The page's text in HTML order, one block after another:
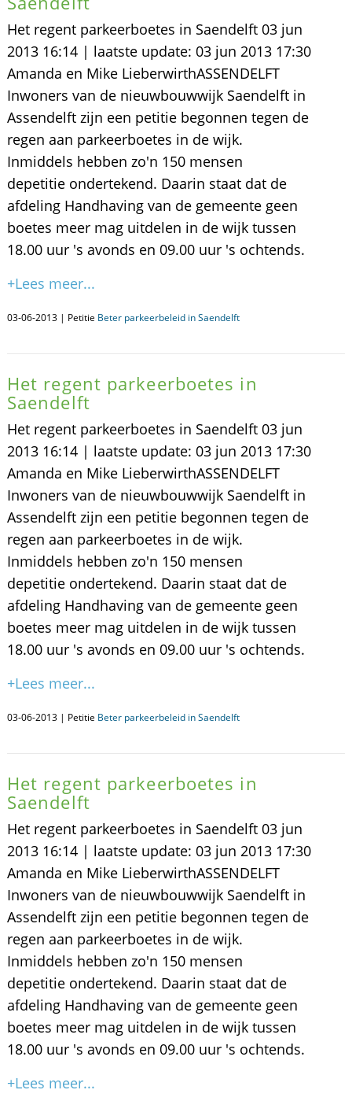
Het regent parkeerboetes in Saendelft 03 jun
2013 16:14 | laatste update: 03 jun 2013 17:30
Amanda en Mike LieberwirthASSENDELFT
Inwoners van de nieuwbouwwijk Saendelft in
Assendelft zijn een petitie begonnen tegen de
regen aan parkeerboetes in de wijk.
Inmiddels hebben zo'n 150 mensen
depetitie ondertekend. Daarin staat dat de
afdeling Handhaving van de gemeente geen
boetes meer mag uitdelen in de wijk tussen
18.00 uur 's avonds en 09.00 uur 's ochtends.
+Lees meer...
03-06-2013 | Petitie Beter parkeerbeleid in Saendelft
Het regent parkeerboetes in
Saendelft
Het regent parkeerboetes in Saendelft 03 jun
2013 16:14 | laatste update: 03 jun 2013 17:30
Amanda en Mike LieberwirthASSENDELFT
Inwoners van de nieuwbouwwijk Saendelft in
Assendelft zijn een petitie begonnen tegen de
regen aan parkeerboetes in de wijk.
Inmiddels hebben zo'n 150 mensen
depetitie ondertekend. Daarin staat dat de
afdeling Handhaving van de gemeente geen
boetes meer mag uitdelen in de wijk tussen
18.00 uur 's avonds en 09.00 uur 's ochtends.
+Lees meer...
03-06-2013 | Petitie Beter parkeerbeleid in Saendelft
Het regent parkeerboetes in
Saendelft
Het regent parkeerboetes in Saendelft 03 jun
2013 16:14 | laatste update: 03 jun 2013 17:30
Amanda en Mike LieberwirthASSENDELFT
Inwoners van de nieuwbouwwijk Saendelft in
Assendelft zijn een petitie begonnen tegen de
regen aan parkeerboetes in de wijk.
Inmiddels hebben zo'n 150 mensen
depetitie ondertekend. Daarin staat dat de
afdeling Handhaving van de gemeente geen
boetes meer mag uitdelen in de wijk tussen
18.00 uur 's avonds en 09.00 uur 's ochtends.
+Lees meer...